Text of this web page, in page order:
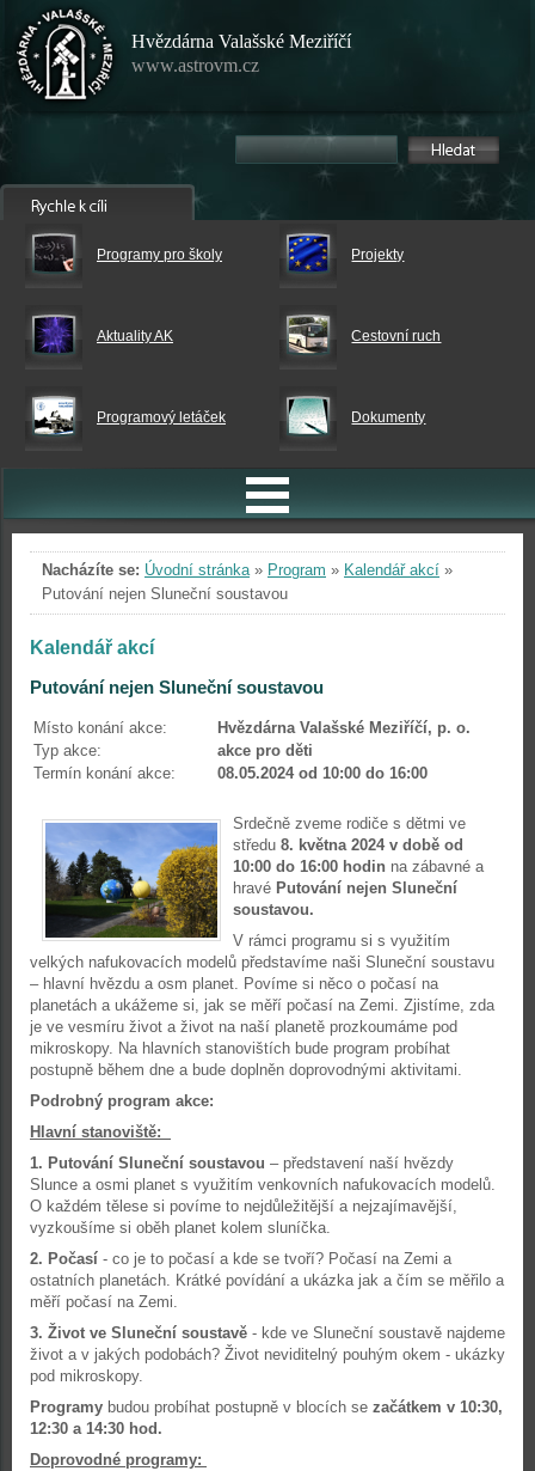
Hvězdárna Valašské Meziříčí
www.astrovm.cz
Programy pro školy Projekty
Aktuality AK Cestovní ruch
Programový letáček Dokumenty
Nacházíte se: Úvodní stránka» Program » Kalendář akcí »
Putování nejen Sluneční soustavou
Kalendář akcí
Putování nejen Sluneční soustavou
Místo konání akce:
Hvězdárna Valašské Meziříčí, p. o.
Typ akce:
akce pro děti
Termín konání akce:
08.05.2024 od 10:00 do 16:00
Srdečně zveme rodiče s dětmi ve
středu 8. května 2024 v době od
10:00 do 16:00 hodin na zábavné a
hravé Putování nejen Sluneční
soustavou.
V rámci programu si s využitím
velkých nafukovacích modelů představíme naši Sluneční soustavu
– hlavní hvězdu a osm planet. Povíme si něco o počasí na
planetách a ukážeme si, jak se měří počasí na Zemi. Zjistíme, zda
je ve vesmíru život a život na naší planetě prozkoumáme pod
mikroskopy. Na hlavních stanovištích bude program probíhat
postupně během dne a bude doplněn doprovodnými aktivitami.
Podrobný program akce:
Hlavní stanoviště:
1. Putování Sluneční soustavou – představení naší hvězdy
Slunce a osmi planet s využitím venkovních nafukovacích modelů.
O každém tělese si povíme to nejdůležitější a nejzajímavější,
vyzkoušíme si oběh planet kolem sluníčka.
2. Počasí - co je to počasí a kde se tvoří? Počasí na Zemi a
ostatních planetách. Krátké povídání a ukázka jak a čím se měřilo a
měří počasí na Zemi.
3. Život ve Sluneční soustavě - kde ve Sluneční soustavě najdeme
život a v jakých podobách? Život neviditelný pouhým okem - ukázky
pod mikroskopy.
Programy budou probíhat postupně v blocích se začátkem v 10:30,
12:30 a 14:30 hod.
Doprovodné programy: